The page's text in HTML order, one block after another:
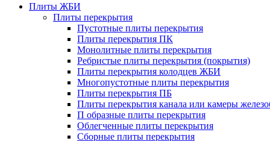
Плиты ЖБИ
Плиты перекрытия
Пустотные плиты перекрытия
Плиты перекрытия ПК
Монолитные плиты перекрытия
Ребристые плиты перекрытия (покрытия)
Плиты перекрытия колодцев ЖБИ
Многопустотные плиты перекрытия
Плиты перекрытия ПБ
Плиты перекрытия канала или камеры
П образные плиты перекрытия
Облегченные плиты перекрытия
Сборные плиты перекрытия